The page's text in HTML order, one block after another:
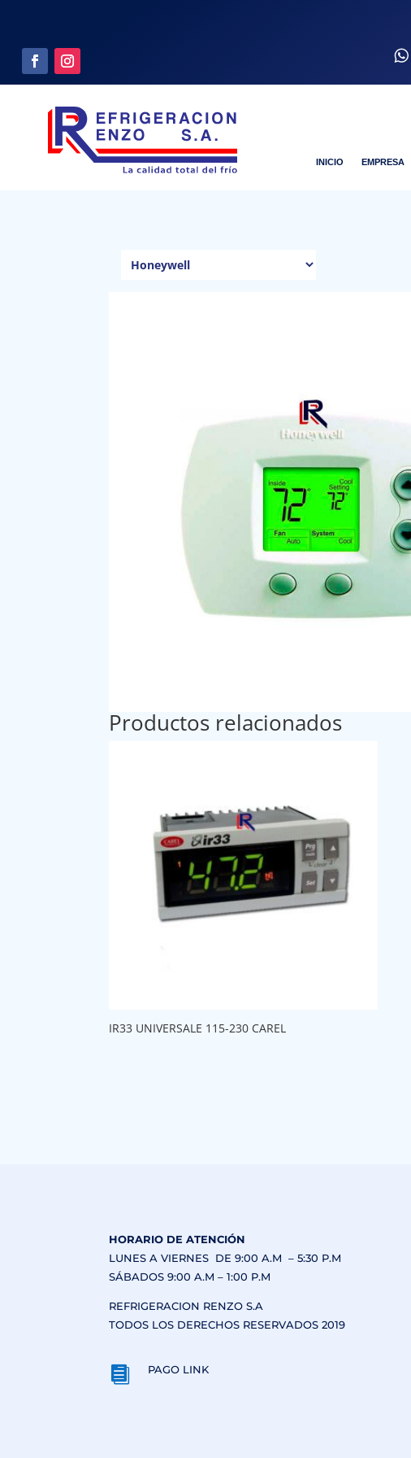
INICIO EMPRESA
Productos relacionados
IR33 UNIVERSALE 115-230 CAREL
HORARIO DE ATENCIÓN
LUNES A VIERNES DE 9:00 A.M – 5:30 P.M
SÁBADOS 9:00 A.M – 1:00 P.M
REFRIGERACION RENZO S.A
TODOS LOS DERECHOS RESERVADOS 2019
 PAGO LINK